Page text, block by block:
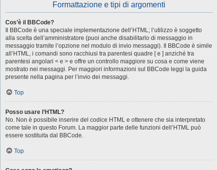
Formattazione e tipi di argomenti
Cos’è il BBCode?
Il BBCode è una speciale implementazione dell’HTML; l’utilizzo è soggetto
alla scelta dell’amministratore (puoi anche disabilitarlo di messaggio in
messaggio tramite l’opzione nel modulo di invio messaggi). Il BBCode è simile
all’HTML, i comandi sono racchiusi tra parentesi quadre [ e ] anziché tra
parentesi angolari < e > e offre un controllo maggiore su cosa e come viene
mostrato nei messaggi. Per maggiori informazioni sul BBCode leggi la guida
presente nella pagina per l’invio dei messaggi.
Top
Posso usare l’HTML?
No. Non è possibile inserire del codice HTML e ottenere che sia interpretato
come tale in questo Forum. La maggior parte delle funzioni dell’HTML può
essere sostituita dal BBCode.
Top